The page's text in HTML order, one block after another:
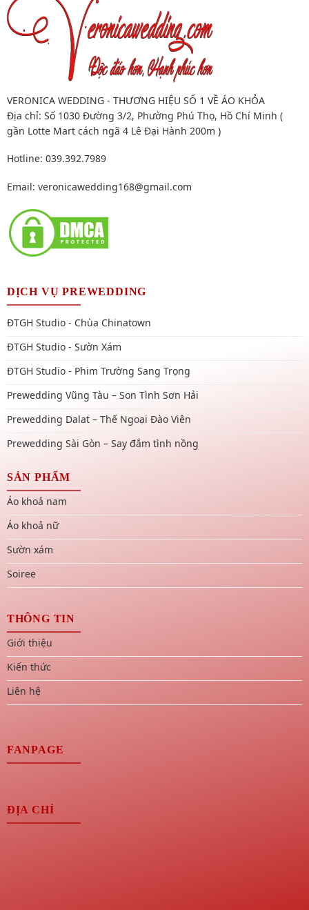
VERONICA WEDDING - THƯƠNG HIỆU SỐ 1 VỀ ÁO KHỎA
Địa chỉ: Số 1030 Đường 3/2, Phường Phú Thọ, Hồ Chí Minh (
gần Lotte Mart cách ngã 4 Lê Đại Hành 200m )
Hotline: 039.392.7989
Email: veronicawedding168@gmail.com
DỊCH VỤ PREWEDDING
ĐTGH Studio - Chùa Chinatown
ĐTGH Studio - Sườn Xám
ĐTGH Studio - Phim Trường Sang Trọng
Prewedding Vũng Tàu – Son Tình Sơn Hải
Prewedding Dalat – Thế Ngoại Đào Viên
Prewedding Sài Gòn – Say đắm tình nồng
SẢN PHẨM
Áo khoả nam
Áo khoả nữ
Sườn xám
Soiree
THÔNG TIN
Giới thiệu
Kiến thức
Liên hệ
FANPAGE
ĐỊA CHỈ